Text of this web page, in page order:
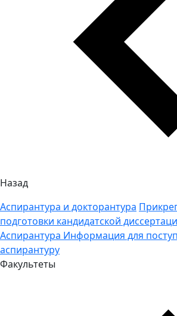
Назад
Аспирантура и докторантура
подготовки кандидатской
Аспирантура Информация для
аспирантуру
Факультеты